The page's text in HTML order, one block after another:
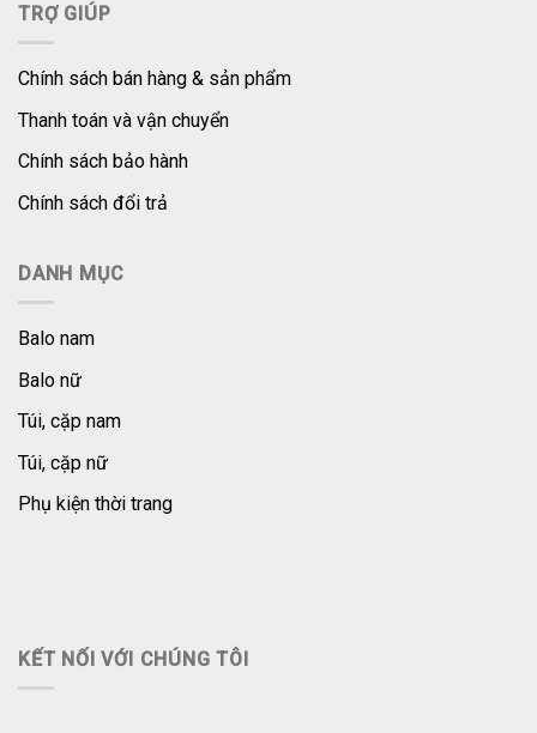
TRỢ GIÚP
Chính sách bán hàng & sản phẩm
Thanh toán và vận chuyển
Chính sách bảo hành
Chính sách đổi trả
DANH MỤC
Balo nam
Balo nữ
Túi, cặp nam
Túi, cặp nữ
Phụ kiện thời trang
KẾT NỐI VỚI CHÚNG TÔI